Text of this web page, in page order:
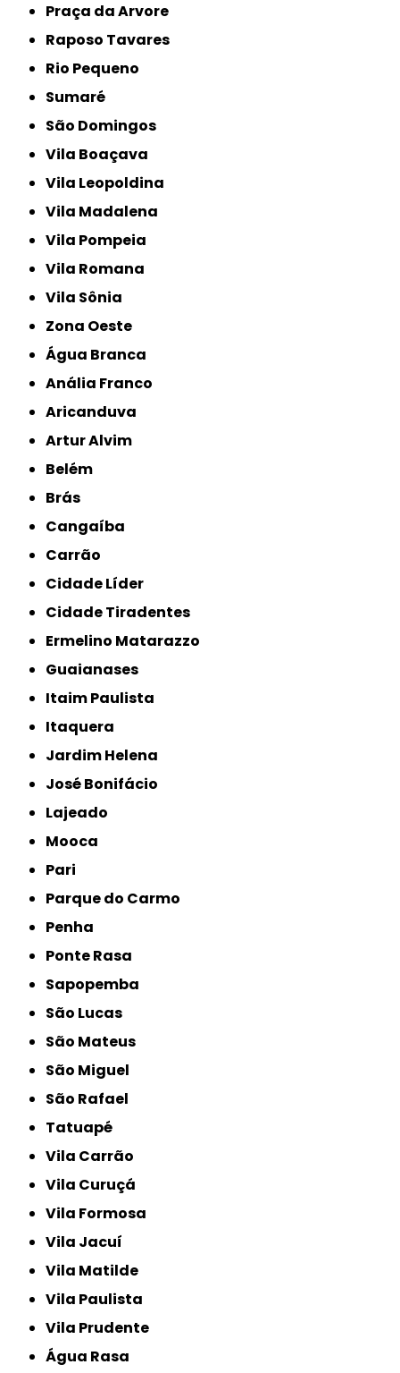
Praça da Arvore
Raposo Tavares
Rio Pequeno
Sumaré
São Domingos
Vila Boaçava
Vila Leopoldina
Vila Madalena
Vila Pompeia
Vila Romana
Vila Sônia
Zona Oeste
Água Branca
Anália Franco
Aricanduva
Artur Alvim
Belém
Brás
Cangaíba
Carrão
Cidade Líder
Cidade Tiradentes
Ermelino Matarazzo
Guaianases
Itaim Paulista
Itaquera
Jardim Helena
José Bonifácio
Lajeado
Mooca
Pari
Parque do Carmo
Penha
Ponte Rasa
Sapopemba
São Lucas
São Mateus
São Miguel
São Rafael
Tatuapé
Vila Carrão
Vila Curuçá
Vila Formosa
Vila Jacuí
Vila Matilde
Vila Paulista
Vila Prudente
Água Rasa